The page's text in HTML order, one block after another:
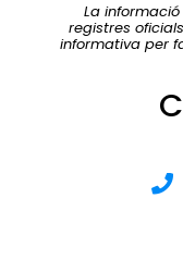
La
registres
informativa per